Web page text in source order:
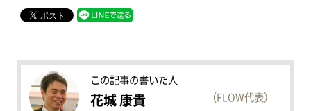
この記事の書いた人
花城 康貴
（FLOW代表）